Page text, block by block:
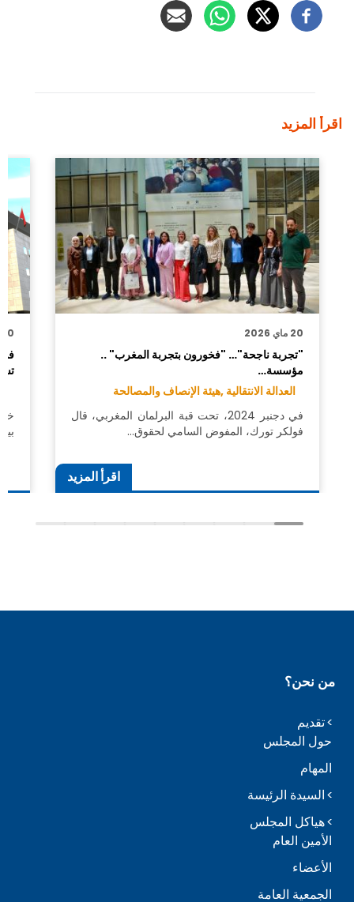
اقرأ المزيد
20 ماي 2026
"تجربة ناجحة"… "فخورون بتجربة المغرب" ..
مؤسسة…
العدالة الانتقالية ,هيئة الإنصاف والمصالحة
في دجنبر 2024، تحت قبة البرلمان المغربي، قال
فولكر تورك، المفوض السامي لحقوق…
اقرأ المزيد
10 يوليوز 2025
في
من نحن؟
تقديم
حول المجلس
المهام
السيدة الرئيسة
هياكل المجلس
الأمين العام
الأعضاء
الجمعية العامة